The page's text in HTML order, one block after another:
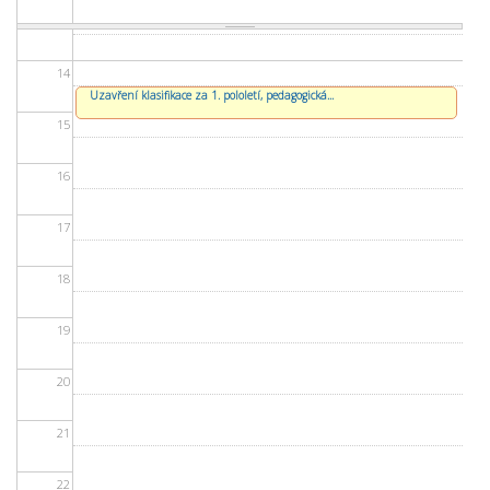
13
14
15
16
17
18
19
20
21
22
Uzavření klasifikace za 1. pololetí, pedagogická...